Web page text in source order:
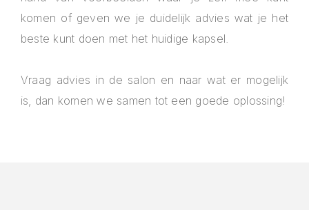
komen of geven we je duidelijk advies wat je het
beste kunt doen met het huidige kapsel.
Vraag advies in de salon en naar wat er mogelijk
is, dan komen we samen tot een goede oplossing!